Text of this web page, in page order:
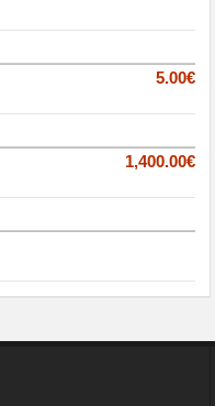
5.00€
1,400.00€